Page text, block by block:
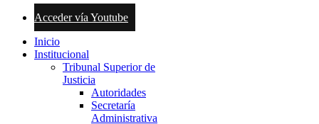
Acceder vía Youtube
Inicio
Institucional
Tribunal Superior de
Justicia
Autoridades
Secretaría
Administrativa